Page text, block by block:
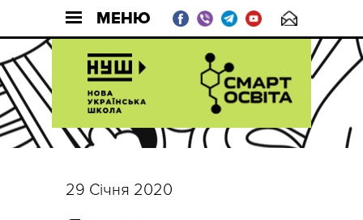
МЕНЮ
29 Січня 2020